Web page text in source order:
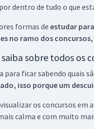
dentro de tudo o que
formas deestudar
no ramo dos concursos,
sobre todos os
para ficar sabendo quais
isso porque um
os concursos
calma e com muito